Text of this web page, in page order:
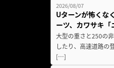
2026/08/07
Uターンが怖くな
ーツ、カワサキ
大型の重さと250の
したり、高速道路の
[…]